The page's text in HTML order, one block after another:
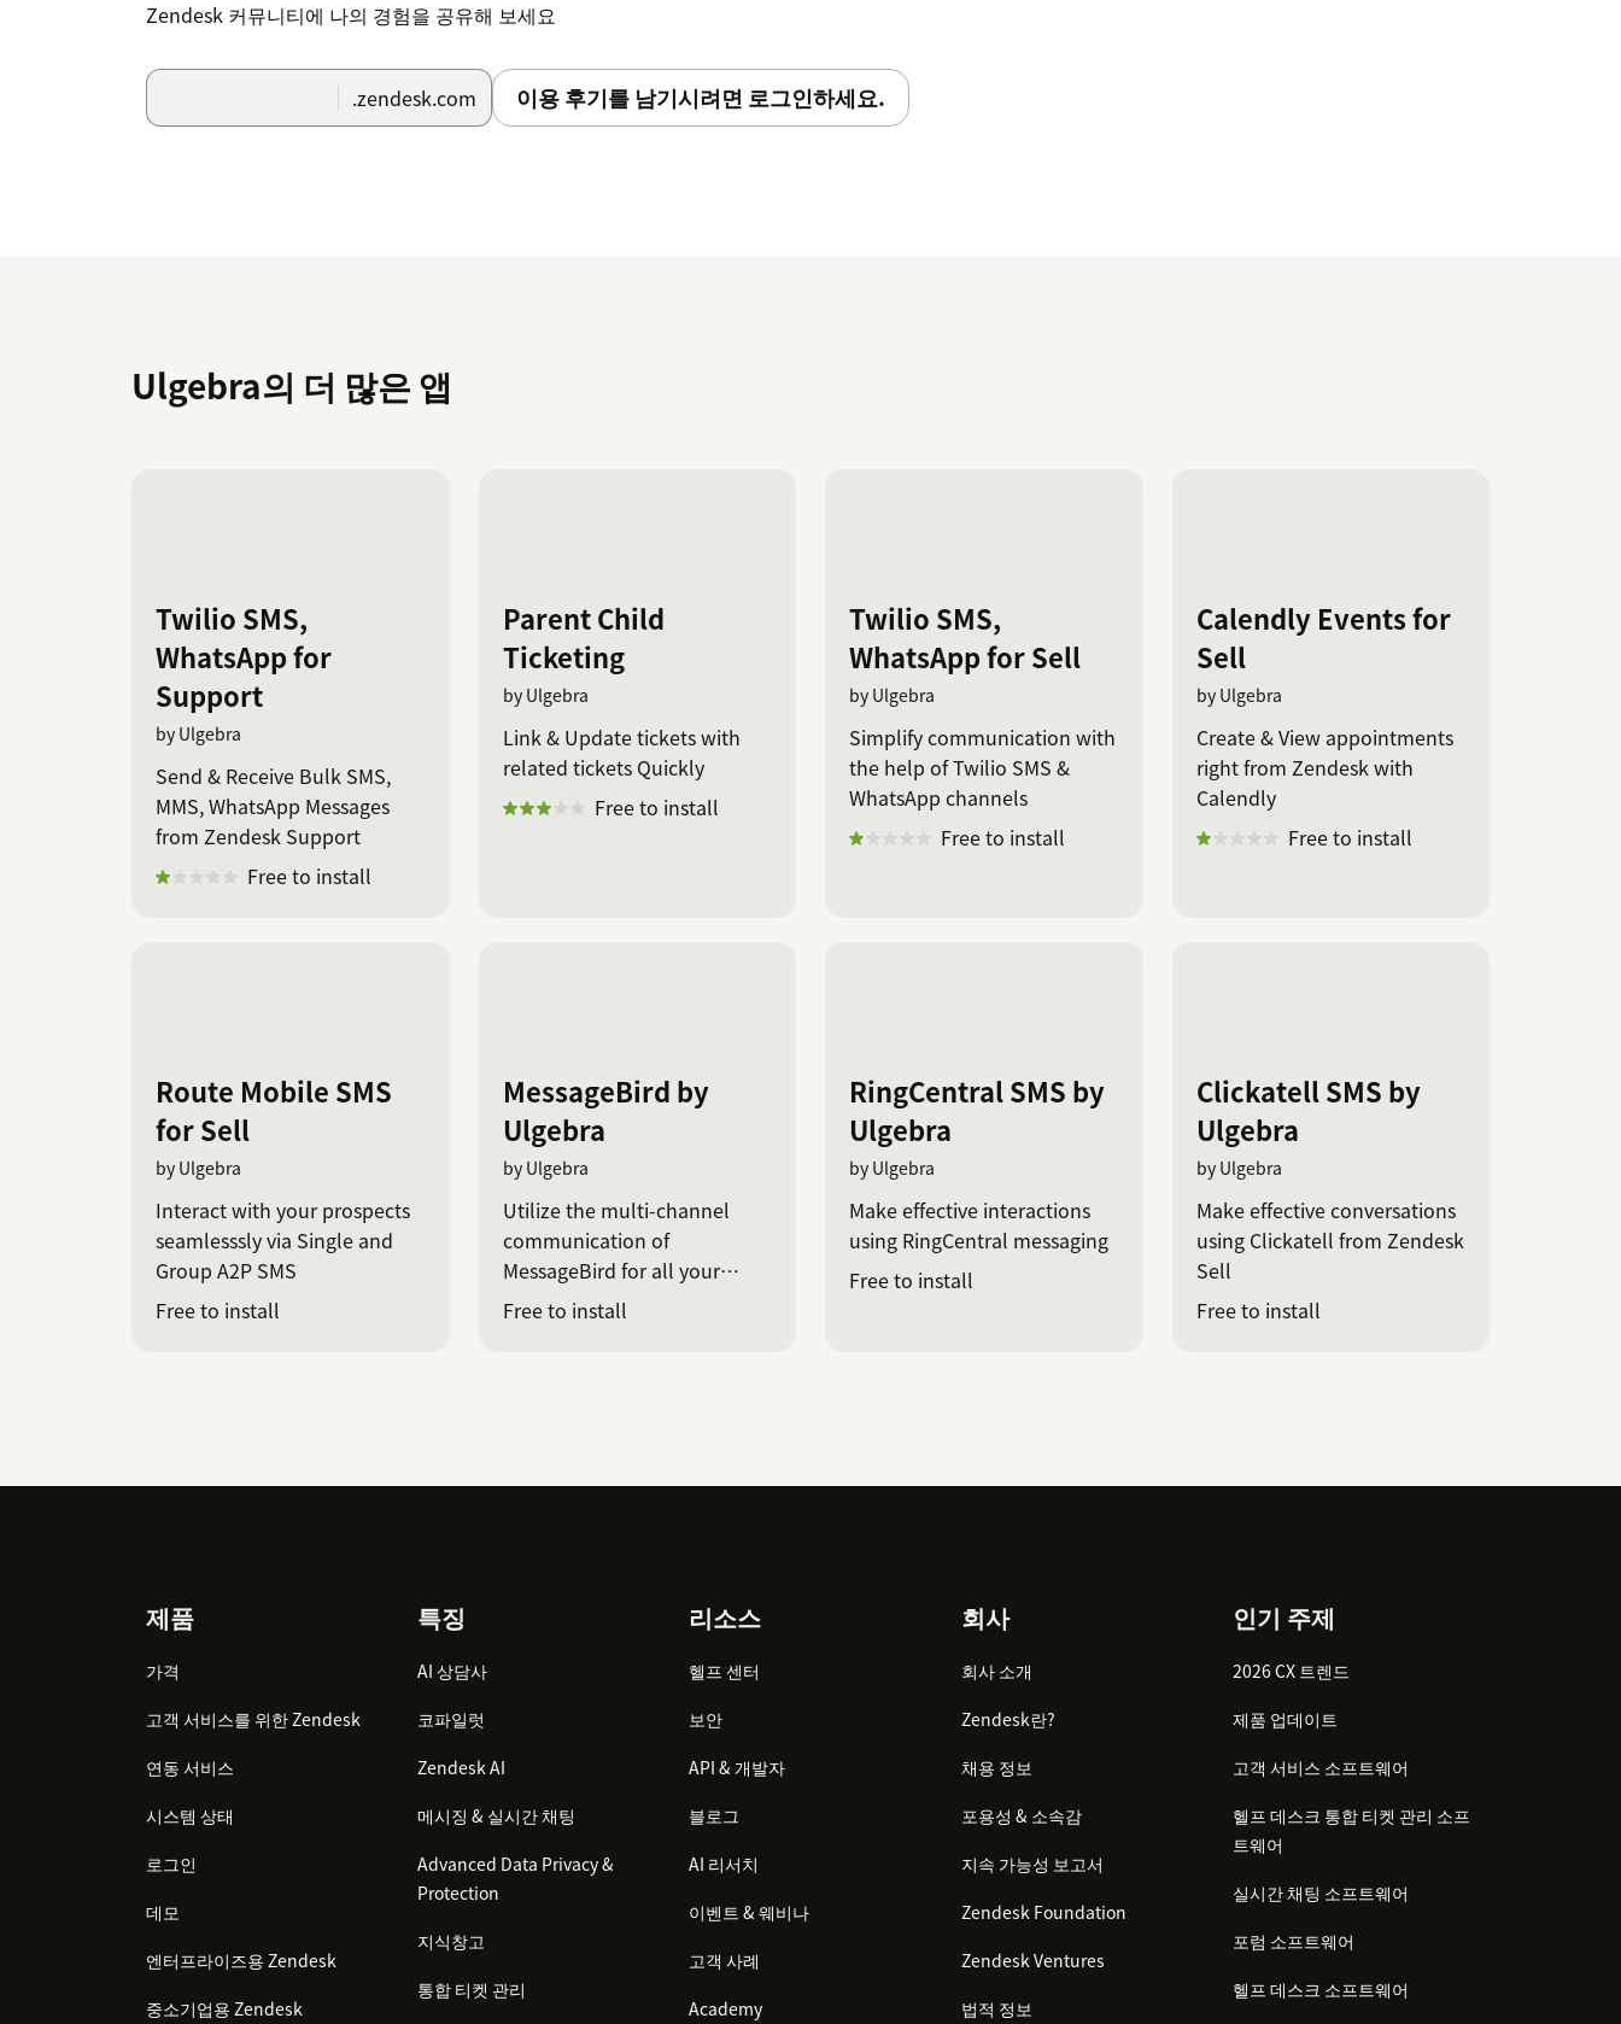
Zendesk 커뮤니티에 나의 경험을 공유해 보세요
.zendesk.com 이용 후기를 남기시려면 로그인하세요.
Ulgebra의 더 많은 앱
Twilio SMS,
WhatsApp for
Support
by Ulgebra
Send & Receive Bulk SMS,
MMS, WhatsApp Messages
from Zendesk Support
Free to install
Parent Child
Ticketing
by Ulgebra
Link & Update tickets with
related tickets Quickly
Free to install
Twilio SMS,
WhatsApp for Sell
by Ulgebra
Simplify communication with
the help of Twilio SMS &
WhatsApp channels
Free to install
Calendly Events for
Sell
by Ulgebra
Create & View appointments
right from Zendesk with
Calendly
Free to install
Route Mobile SMS
for Sell
by Ulgebra
Interact with your prospects
seamlesssly via Single and
Group A2P SMS
Free to install
MessageBird by
Ulgebra
by Ulgebra
Utilize the multi-channel
communication of
MessageBird for all your
interactions
Free to install
RingCentral SMS by
Ulgebra
by Ulgebra
Make effective interactions
using RingCentral messaging
Free to install
Clickatell SMS by
Ulgebra
by Ulgebra
Make effective conversations
using Clickatell from Zendesk
Sell
Free to install
제품
가격
고객 서비스를 위한 Zendesk
연동 서비스
시스템 상태
로그인
데모
엔터프라이즈용 Zendesk
중소기업용 Zendesk
특징
AI 상담사
코파일럿
Zendesk AI
메시징 & 실시간 채팅
Advanced Data Privacy &
Protection
지식창고
통합 티켓 관리
리소스
헬프 센터
보안
API & 개발자
블로그
AI 리서치
이벤트 & 웨비나
고객 사례
Academy
회사
회사 소개
Zendesk란?
채용 정보
포용성 & 소속감
지속 가능성 보고서
Zendesk Foundation
Zendesk Ventures
법적 정보
인기 주제
2026 CX 트렌드
제품 업데이트
고객 서비스 소프트웨어
헬프 데스크 통합 티켓 관리 소프
트웨어
실시간 채팅 소프트웨어
포럼 소프트웨어
헬프 데스크 소프트웨어